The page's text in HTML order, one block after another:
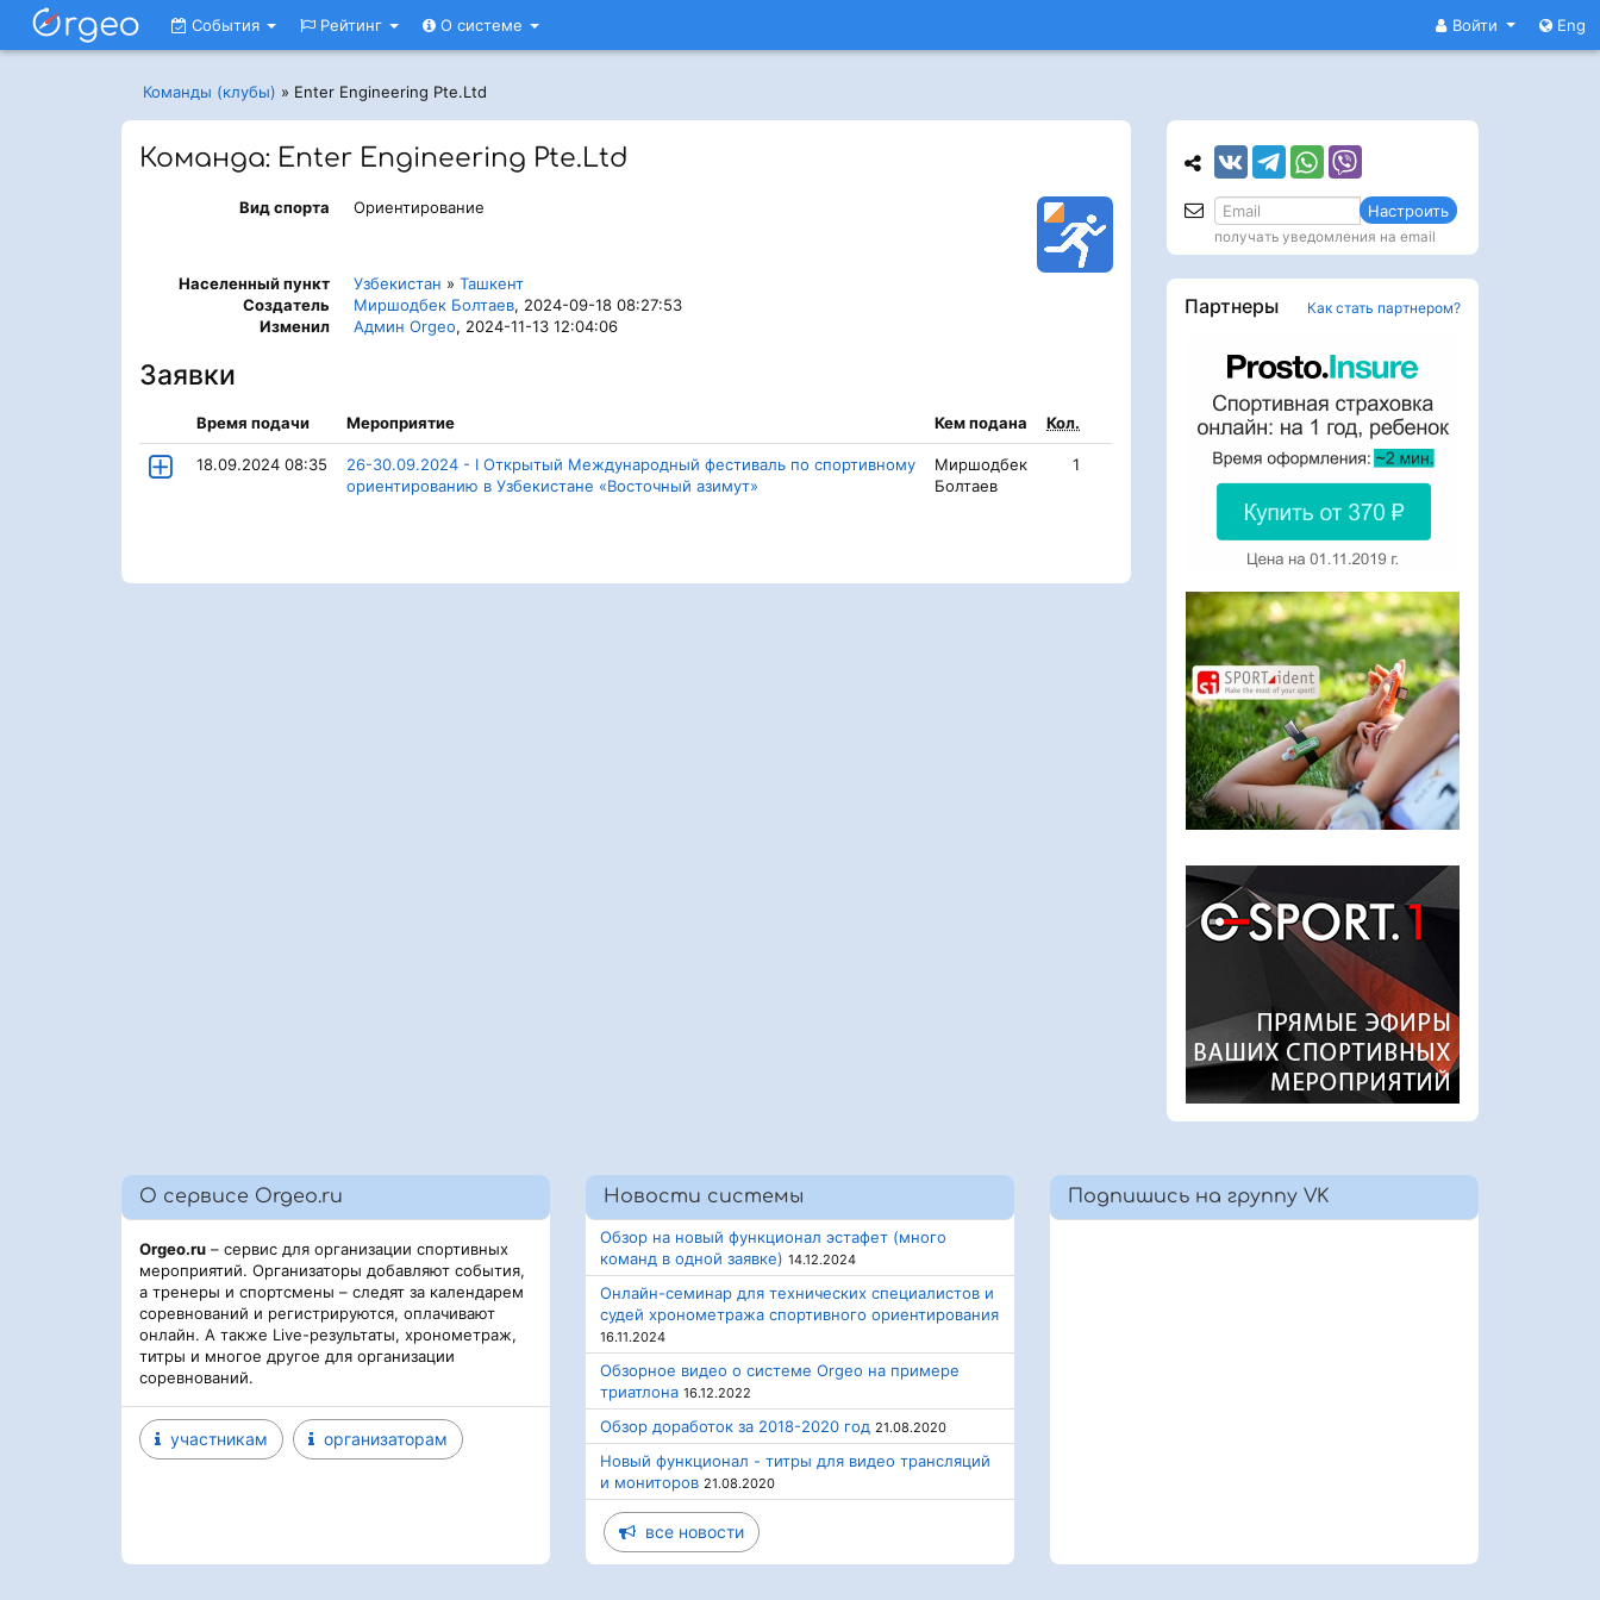
Войти Eng
События Рейтинг О системе
Команды (клубы) » Enter Engineering Pte.Ltd
Команда: Enter Engineering Pte.Ltd
Вид спорта Ориентирование
Населенный пункт Узбекистан » Ташкент
Создатель
Миршодбек Болтаев, 2024-09-18 08:27:53
Изменил
Админ Orgeo, 2024-11-13 12:04:06
Заявки
Время подачи Мероприятие Кем подана Кол.
18.09.2024 08:35
26-30.09.2024 - I Открытый Международный фестиваль по спортивному
ориентированию в Узбекистане «Восточный азимут»
Миршодбек
Болтаев
1
Настроить
получать уведомления на email
Партнеры Как стать партнером?
О сервисе Orgeo.ru
Orgeo.ru – сервис для организации спортивных
мероприятий. Организаторы добавляют события,
а тренеры и спортсмены – следят за календарем
соревнований и регистрируются, оплачивают
онлайн. А также Live-результаты, хронометраж,
титры и многое другое для организации
соревнований.
участникам организаторам
Новости системы
Обзор на новый функционал эстафет (много
команд в одной заявке) 14.12.2024
Онлайн-семинар для технических специалистов и
судей хронометража спортивного ориентирования
16.11.2024
Обзорное видео о системе Orgeo на примере
триатлона 16.12.2022
Обзор доработок за 2018-2020 год 21.08.2020
Новый функционал - титры для видео трансляций
и мониторов 21.08.2020
все новости
Подпишись на группу VK